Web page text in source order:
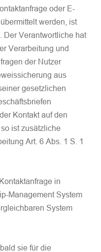
oder E-
werden, ist
Der Verantwortliche hat
Verarbeitung und
der Nutzer
aus
gesetzlichen
Kontakt auf den
ist zusätzliche
Art. 6 Abs. 1 S. 1
in
Management System
System
sie für die